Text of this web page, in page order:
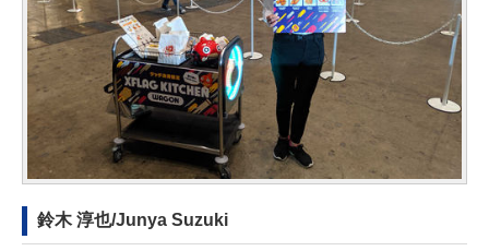
鈴木 淳也/Junya Suzuki